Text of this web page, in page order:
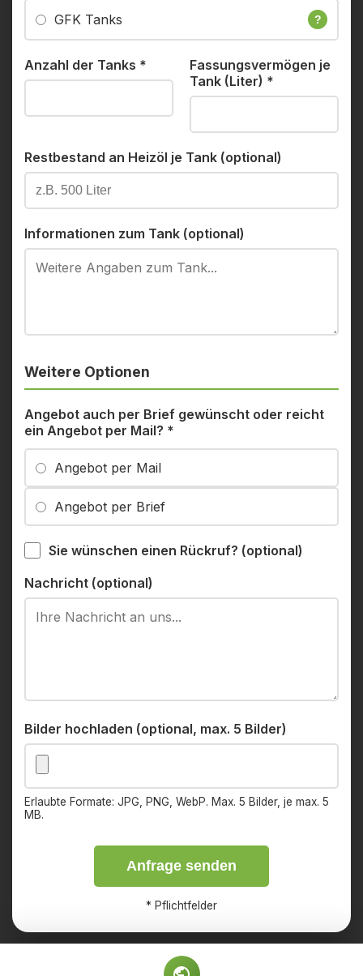
GFK Tanks ?
Anzahl der Tanks *
Fassungsvermögen je
Tank (Liter) *
Restbestand an Heizöl je Tank (optional)
Informationen zum Tank (optional)
Weitere Optionen
Angebot auch per Brief gewünscht oder reicht
ein Angebot per Mail? *
Angebot per Mail
Angebot per Brief
Sie wünschen einen Rückruf? (optional)
Nachricht (optional)
Bilder hochladen (optional, max. 5 Bilder)
Erlaubte Formate: JPG, PNG, WebP. Max. 5 Bilder, je max. 5
MB.
Anfrage senden
* Pflichtfelder